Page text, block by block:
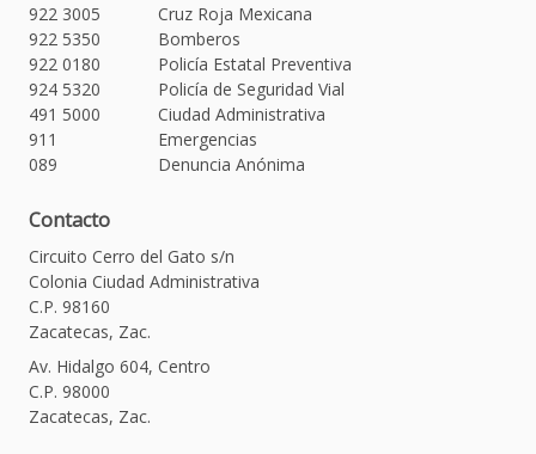
922 3005
Cruz Roja Mexicana
922 5350
Bomberos
922 0180
Policía Estatal Preventiva
924 5320
Policía de Seguridad Vial
491 5000
Ciudad Administrativa
911
Emergencias
089
Denuncia Anónima
Contacto
Circuito Cerro del Gato s/n
Colonia Ciudad Administrativa
C.P. 98160
Zacatecas, Zac.
Av. Hidalgo 604, Centro
C.P. 98000
Zacatecas, Zac.